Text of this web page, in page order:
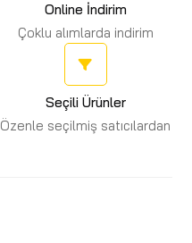
Online İndirim
Çoklu alımlarda indirim
Seçili Ürünler
Özenle seçilmiş satıcılardan